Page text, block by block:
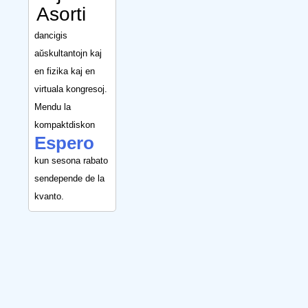
Asorti
dancigis
aŭskultantojn kaj
en fizika kaj en
virtuala kongresoj.
Mendu la
kompaktdiskon
Espero
kun sesona rabato
sendepende de la
kvanto.